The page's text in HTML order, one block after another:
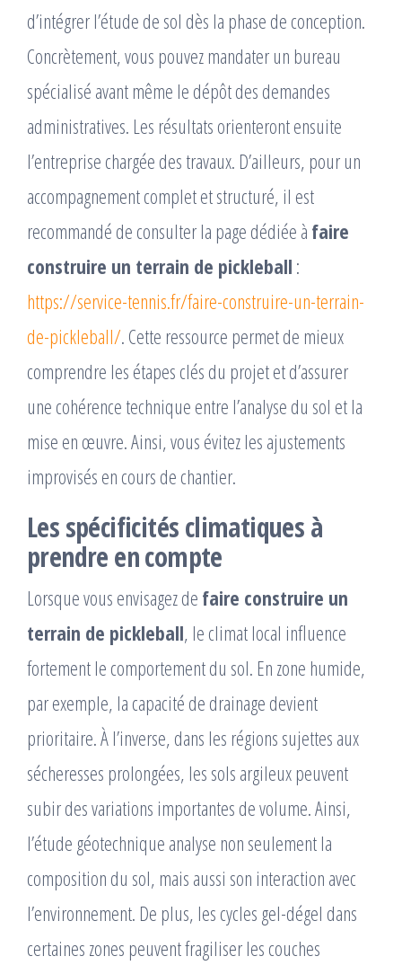
d’intégrer l’étude de sol dès la phase de conception.
Concrètement, vous pouvez mandater un bureau
spécialisé avant même le dépôt des demandes
administratives. Les résultats orienteront ensuite
l’entreprise chargée des travaux. D’ailleurs, pour un
accompagnement complet et structuré, il est
recommandé de consulter la page dédiée à faire
construire un terrain de pickleball :
https://service-tennis.fr/faire-construire-un-terrain-
de-pickleball/. Cette ressource permet de mieux
comprendre les étapes clés du projet et d’assurer
une cohérence technique entre l’analyse du sol et la
mise en œuvre. Ainsi, vous évitez les ajustements
improvisés en cours de chantier.
Les spécificités climatiques à
prendre en compte
Lorsque vous envisagez de faire construire un
terrain de pickleball, le climat local influence
fortement le comportement du sol. En zone humide,
par exemple, la capacité de drainage devient
prioritaire. À l’inverse, dans les régions sujettes aux
sécheresses prolongées, les sols argileux peuvent
subir des variations importantes de volume. Ainsi,
l’étude géotechnique analyse non seulement la
composition du sol, mais aussi son interaction avec
l’environnement. De plus, les cycles gel-dégel dans
certaines zones peuvent fragiliser les couches